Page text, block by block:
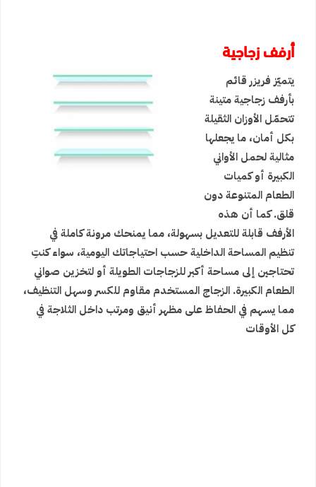
أرفف زجاجية
يتميّز فريزر قائم
بأرفف زجاجية متينة
تتحمّل الأوزان الثقيلة
بكل أمان، ما يجعلها
مثالية لحمل الأواني
الكبيرة أو كميات
الطعام المتنوعة دون
قلق. كما أن هذه
الأرفف قابلة للتعديل بسهولة، مما يمنحك مرونة كاملة في
تنظيم المساحة الداخلية حسب احتياجاتك اليومية، سواء كنتِ
تحتاجين إلى مساحة أكبر للزجاجات الطويلة أو لتخزين صواني
الطعام الكبيرة. الزجاج المستخدم مقاوم للكسر وسهل التنظيف،
مما يسهم في الحفاظ على مظهر أنيق ومرتب داخل الثلاجة في
كل الأوقات